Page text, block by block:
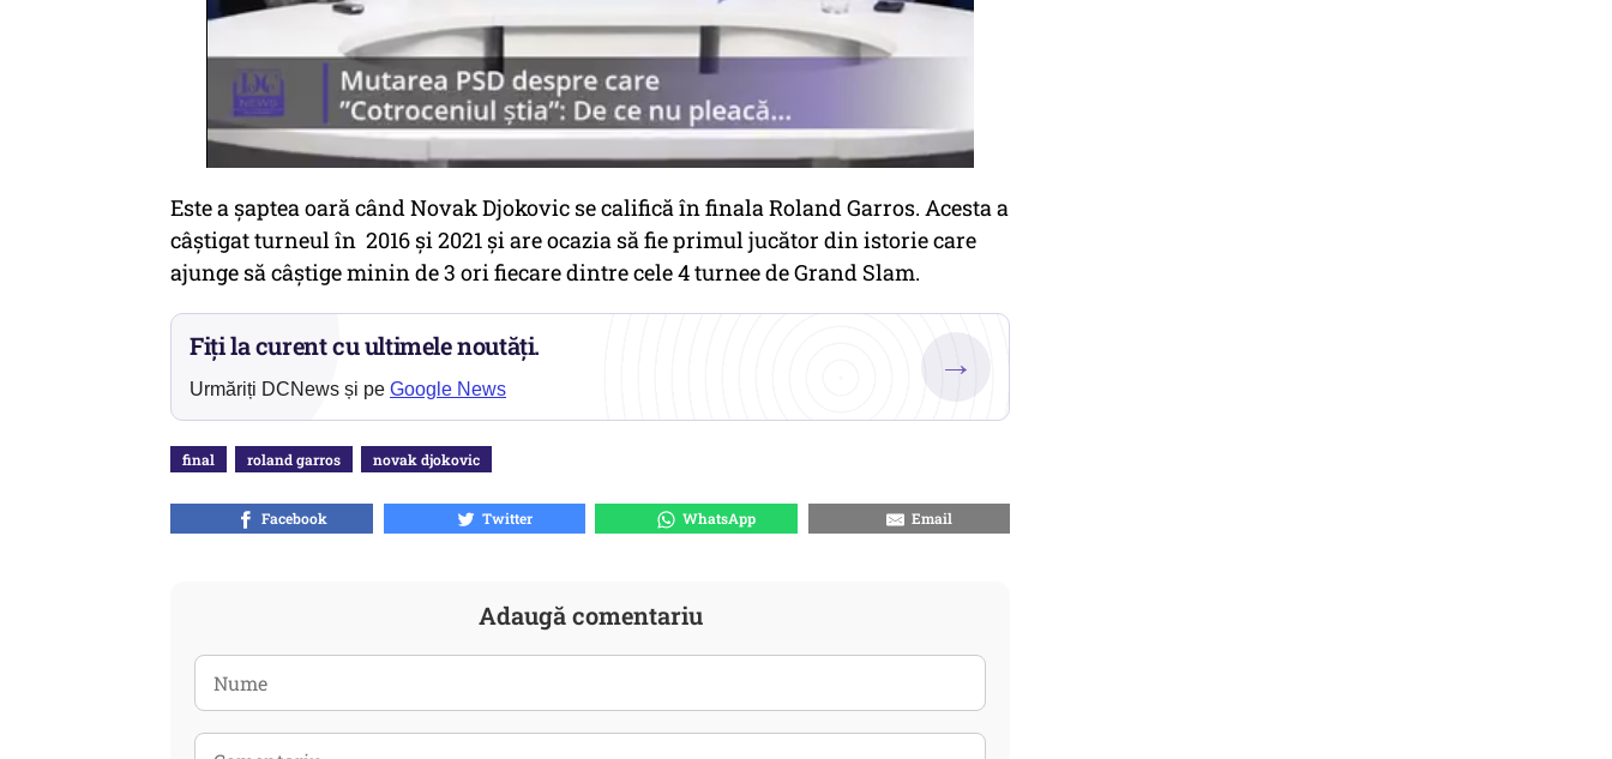
Este a șaptea oară când Novak Djokovic se califică în finala Roland Garros. Acesta a
câștigat turneul în 2016 și 2021 și are ocazia să fie primul jucător din istorie care
ajunge să câștige minin de 3 ori fiecare dintre cele 4 turnee de Grand Slam.
Fiți la curent cu ultimele noutăți.
Urmăriți DCNews și pe Google News
→
final roland garros novak djokovic
Facebook Twitter WhatsApp Email
Adaugă comentariu